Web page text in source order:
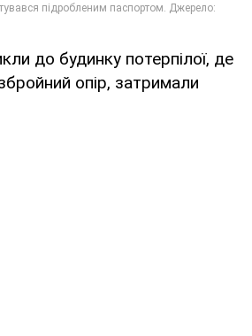
до будинку потерпілої, де
опір, затримали